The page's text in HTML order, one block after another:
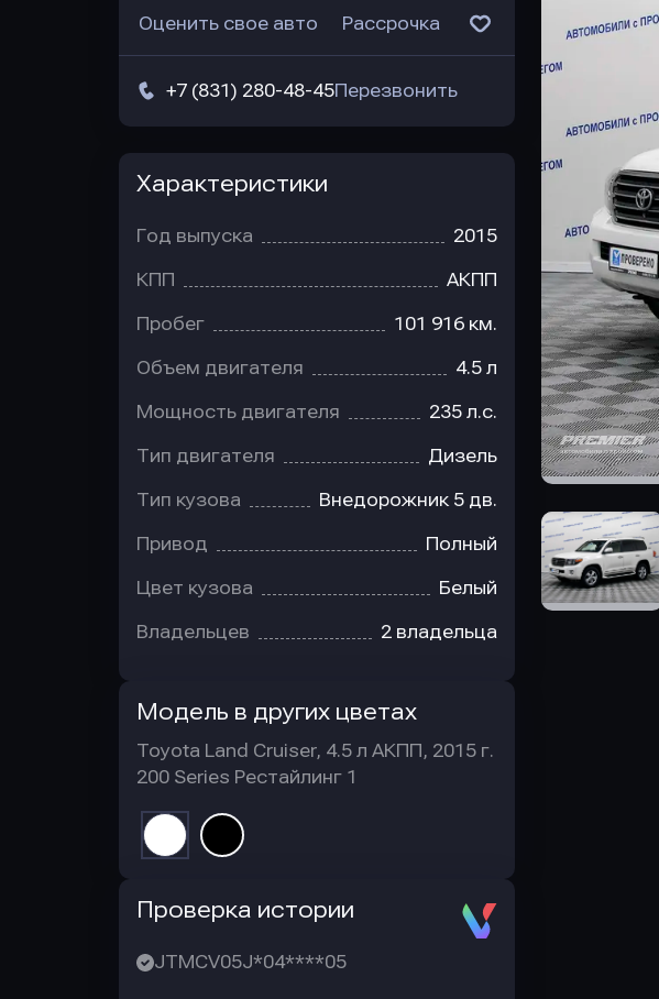
Оценить свое авто Рассрочка
+7 (831) 280-48-45Перезвонить
Характеристики
Год выпуска 2015
КПП АКПП
Пробег 101 916 км.
Объем двигателя 4.5 л
Мощность двигателя 235 л.с.
Тип двигателя Дизель
Тип кузова Внедорожник 5 дв.
Привод Полный
Цвет кузова Белый
Владельцев 2 владельца
Модель в других цветах
Toyota Land Cruiser, 4.5 л АКПП, 2015 г.
200 Series Рестайлинг 1
Проверка истории
JTMCV05J*04****05